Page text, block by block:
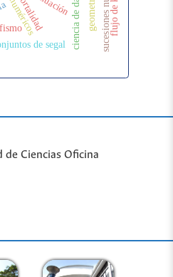
mortalidad ciencia de datos
de segal
geometría
Ciencias Oficina